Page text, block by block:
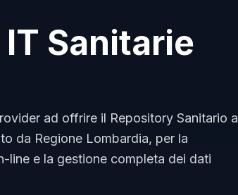
Sanitarie
ad offrire il Repository Sanitario a
da Regione Lombardia, per la
line e la gestione completa dei dati